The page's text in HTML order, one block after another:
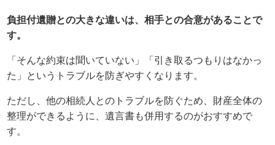
負担付遺贈との大きな違いは、相手との合意があることで
す。
「そんな約束は聞いていない」「引き取るつもりはなかっ
た」というトラブルを防ぎやすくなります。
ただし、他の相続人とのトラブルを防ぐため、財産全体の
整理ができるように、遺言書も併用するのがおすすめで
す。